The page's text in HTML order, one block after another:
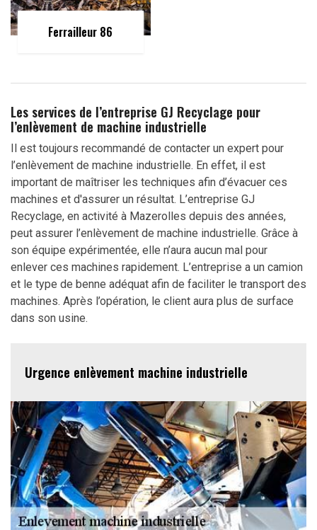
Ferrailleur 86
Les services de l’entreprise GJ Recyclage pour
l’enlèvement de machine industrielle
Il est toujours recommandé de contacter un expert pour
l’enlèvement de machine industrielle. En effet, il est
important de maîtriser les techniques afin d’évacuer ces
machines et d'assurer un résultat. L’entreprise GJ
Recyclage, en activité à Mazerolles depuis des années,
peut assurer l’enlèvement de machine industrielle. Grâce à
son équipe expérimentée, elle n’aura aucun mal pour
enlever ces machines rapidement. L’entreprise a un camion
et le type de benne adéquat afin de faciliter le transport des
machines. Après l’opération, le client aura plus de surface
dans son usine.
Urgence enlèvement machine industrielle